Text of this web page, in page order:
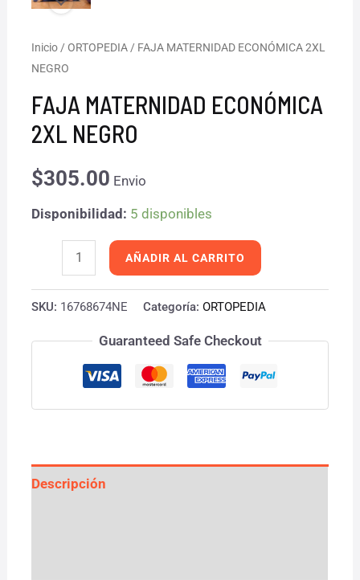
Inicio /ORTOPEDIA / FAJA MATERNIDAD ECONÓMICA 2XL
NEGRO
FAJA MATERNIDAD ECONÓMICA
2XL NEGRO
$305.00 Envio
Disponibilidad: 5 disponibles
FAJA
MATERNIDAD
ECONÓMICA
2XL
NEGRO
cantidad
AÑADIR AL CARRITO
SKU: 16768674NE Categoría:ORTOPEDIA
Guaranteed Safe Checkout
Descripción